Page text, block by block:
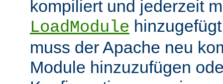
kompiliert und jederzeit
LoadModule
muss der Apache neu
Module hinzuzufügen